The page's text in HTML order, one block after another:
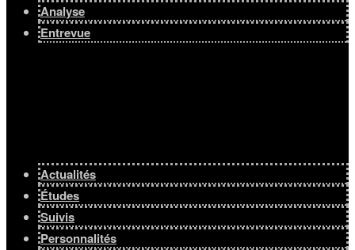
Analyse
Entrevue
Actualités
Études
Suivis
Personnalités